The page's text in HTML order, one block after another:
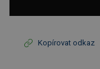
Kopírovat odkaz